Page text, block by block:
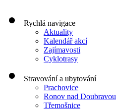
Rychlá navigace
Aktuality
Kalendář akcí
Zajímavosti
Cyklotrasy
Stravování a ubytování
Prachovice
Ronov nad Doubravou
Třemošnice